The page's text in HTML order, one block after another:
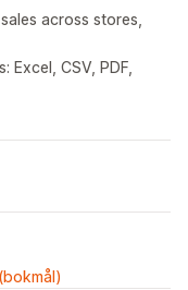
across stores,
Excel, CSV, PDF,